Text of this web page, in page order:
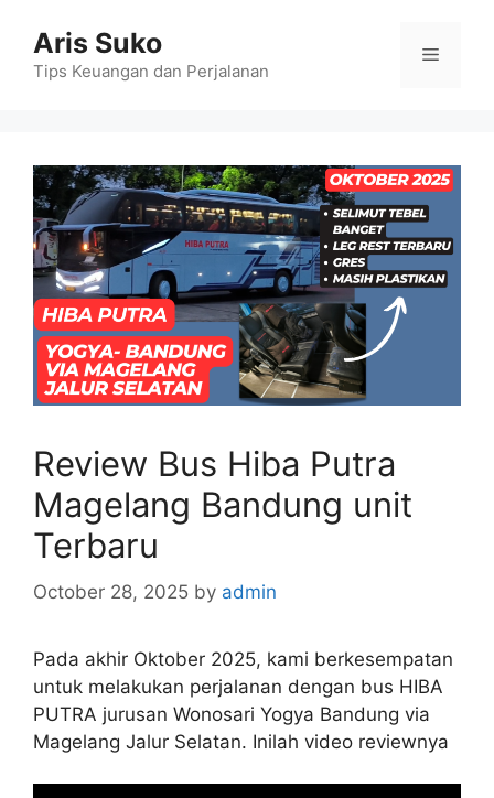
content
Aris Suko
Tips Keuangan dan Perjalanan
Menu
Review Bus Hiba Putra
Magelang Bandung unit
Terbaru
October 28, 2025 by admin
Pada akhir Oktober 2025, kami berkesempatan
untuk melakukan perjalanan dengan bus HIBA
PUTRA jurusan Wonosari Yogya Bandung via
Magelang Jalur Selatan. Inilah video reviewnya